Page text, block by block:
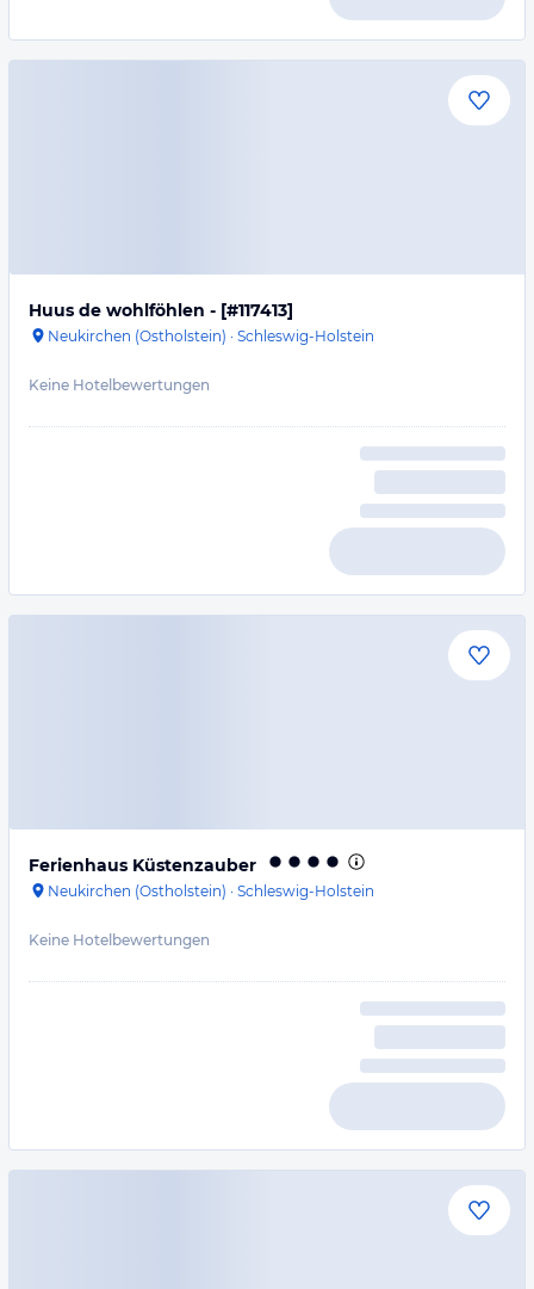
Huus de wohlföhlen - [#117413]
Neukirchen (Ostholstein) · Schleswig-Holstein
Keine Hotelbewertungen
Ferienhaus Küstenzauber
Neukirchen (Ostholstein) · Schleswig-Holstein
Keine Hotelbewertungen